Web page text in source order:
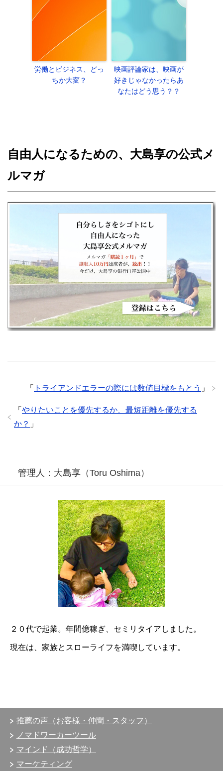
労働とビジネス、どっ
ちか大変？
映画評論家は、映画が
好きじゃなかったらあ
なたはどう思う？？
自由人になるための、大島享の公式メ
ルマガ
「 トライアンドエラーの際には数値目標をもとう 」
「 やりたいことを優先するか、最短距離を優先する
か？ 」
管理人：大島享（Toru Oshima）
２０代で起業。 年間億稼ぎ、 セミリタイアしました。
現在は、 家族とスローライフを満喫しています。
推薦の声（お客様・仲間・スタッフ）
ノマドワーカーツール
マインド（成功哲学）
マーケティング